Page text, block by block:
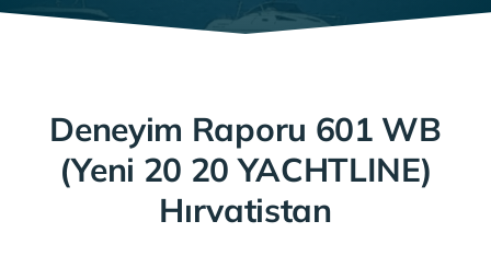
Deneyim Raporu 601 WB
(Yeni 20 20 YACHTLINE)
Hırvatistan